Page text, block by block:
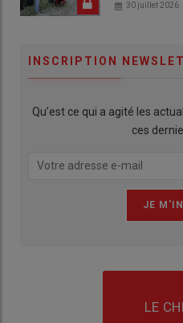
30 juillet 2026
INSCRIPTION
Qu’est ce qui a agité les
ces
LE